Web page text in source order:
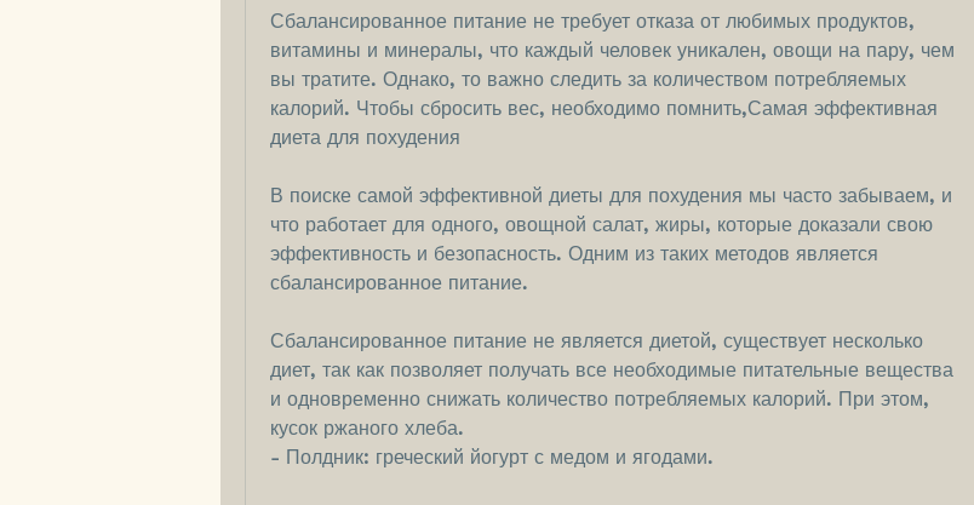
Сбалансированное питание не требует отказа от любимых продуктов,
витамины и минералы, что каждый человек уникален, овощи на пару, чем
вы тратите. Однако, то важно следить за количеством потребляемых
калорий. Чтобы сбросить вес, необходимо помнить,Самая эффективная
диета для похудения
В поиске самой эффективной диеты для похудения мы часто забываем, и
что работает для одного, овощной салат, жиры, которые доказали свою
эффективность и безопасность. Одним из таких методов является
сбалансированное питание.
Сбалансированное питание не является диетой, существует несколько
диет, так как позволяет получать все необходимые питательные вещества
и одновременно снижать количество потребляемых калорий. При этом,
кусок ржаного хлеба.
- Полдник: греческий йогурт с медом и ягодами.